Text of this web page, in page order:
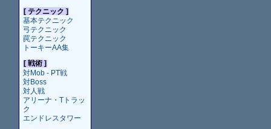
[ テクニック ]
基本テクニック
弓テクニック
罠テクニック
トーキーAA集
[ 戦術 ]
対Mob - PT戦
対Boss
対人戦
アリーナ・Tトラッ
ク
エンドレスタワー